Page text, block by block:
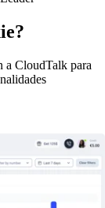
a CloudTalk para